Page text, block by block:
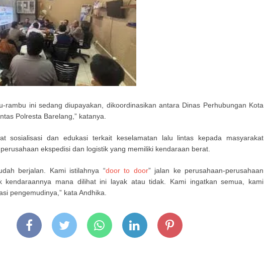
rambu ini sedang diupayakan, dikoordinasikan antara Dinas Perhubungan Kota
Polresta Barelang,” katanya.
sosialisasi dan edukasi terkait keselamatan lalu lintas kepada masyarakat
ekspedisi dan logistik yang memiliki kendaraan berat.
berjalan. Kami istilahnya “door to door” jalan ke perusahaan-perusahaan
kendaraannya mana dilihat ini layak atau tidak. Kami ingatkan semua, kami
pengemudinya,” kata Andhika.